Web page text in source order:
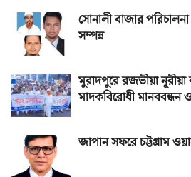
সোনালী বাজার পরিচালনা
সম্পন্ন
মুরাদপুরে রজভীয়া
মাদকবিরোধী মানববন্ধন
জাপান সফরে চট্টগ্রাম